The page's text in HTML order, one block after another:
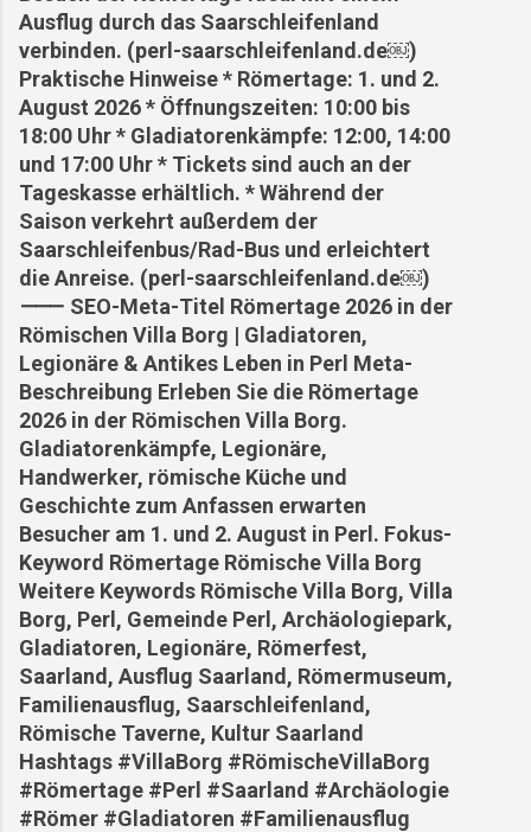
Ausflug durch das Saarschleifenland
verbinden. (perl-saarschleifenland.de⁠￼)
Praktische Hinweise * Römertage: 1. und 2.
August 2026 * Öffnungszeiten: 10:00 bis
18:00 Uhr * Gladiatorenkämpfe: 12:00, 14:00
und 17:00 Uhr * Tickets sind auch an der
Tageskasse erhältlich. * Während der
Saison verkehrt außerdem der
Saarschleifenbus/Rad-Bus und erleichtert
die Anreise. (perl-saarschleifenland.de⁠￼)
⸻ SEO-Meta-Titel Römertage 2026 in der
Römischen Villa Borg | Gladiatoren,
Legionäre & Antikes Leben in Perl Meta-
Beschreibung Erleben Sie die Römertage
2026 in der Römischen Villa Borg.
Gladiatorenkämpfe, Legionäre,
Handwerker, römische Küche und
Geschichte zum Anfassen erwarten
Besucher am 1. und 2. August in Perl. Fokus-
Keyword Römertage Römische Villa Borg
Weitere Keywords Römische Villa Borg, Villa
Borg, Perl, Gemeinde Perl, Archäologiepark,
Gladiatoren, Legionäre, Römerfest,
Saarland, Ausflug Saarland, Römermuseum,
Familienausflug, Saarschleifenland,
Römische Taverne, Kultur Saarland
Hashtags #VillaBorg #RömischeVillaBorg
#Römertage #Perl #Saarland #Archäologie
#Römer #Gladiatoren #Familienausflug